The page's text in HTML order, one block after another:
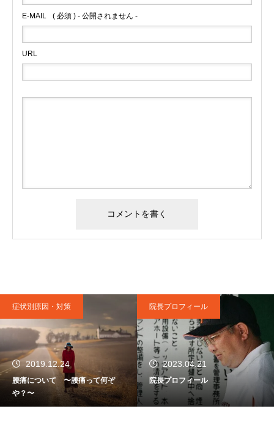
E-MAIL ( 必須 ) - 公開されません -
URL
症状別原因・対策
2019.12.24
腰痛について 〜腰痛って何ぞ
や？〜
院長プロフィール
2023.04.21
院長プロフィール